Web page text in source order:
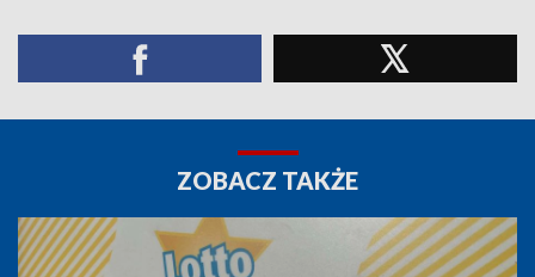
ZOBACZ TAKŻE